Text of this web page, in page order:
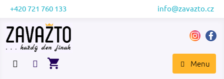
Přejít
obsah
+420 721 760 133 info@zavazto.cz
NÁKUPNÍ